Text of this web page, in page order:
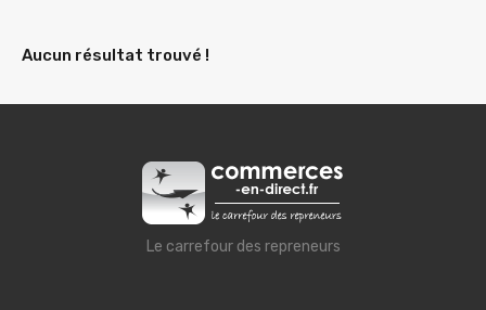
Aucun résultat trouvé !
Le carrefour des repreneurs